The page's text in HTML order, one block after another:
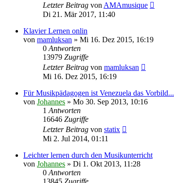
Letzter Beitrag von AMAmusique
Di 21. Mär 2017, 11:40
Klavier Lernen onlin
von mamluksan » Mi 16. Dez 2015, 16:19
0 Antworten
13979 Zugriffe
Letzter Beitrag von mamluksan
Mi 16. Dez 2015, 16:19
Für Musikpädagogen ist Venezuela das Vorbild...
von Johannes » Mo 30. Sep 2013, 10:16
1 Antworten
16646 Zugriffe
Letzter Beitrag von statix
Mi 2. Jul 2014, 01:11
Leichter lernen durch den Musikunterricht
von Johannes » Di 1. Okt 2013, 11:28
0 Antworten
13845 Zugriffe